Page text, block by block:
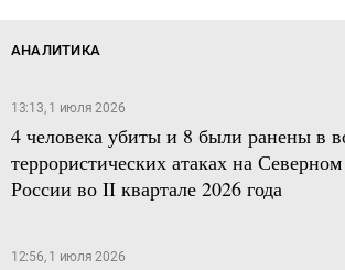
АНАЛИТИКА
13:13, 1 июля 2026
4 человека убиты и 8 были ранены в
террористических атаках на
России во II квартале 2026 года
12:56, 1 июля 2026